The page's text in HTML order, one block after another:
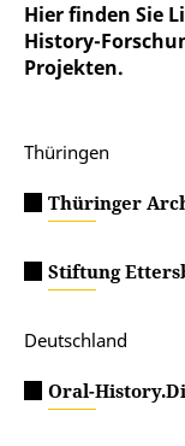
Hier finden Sie
History-
Projekten.
Thüringen
Thüringer
Stiftung
Deutschland
Oral-